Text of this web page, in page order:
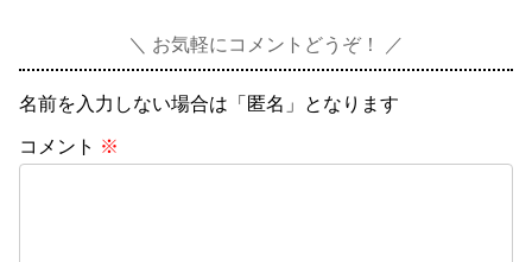
お気軽にコメントどうぞ！
名前を入力しない場合は「匿名」となります
コメント ※